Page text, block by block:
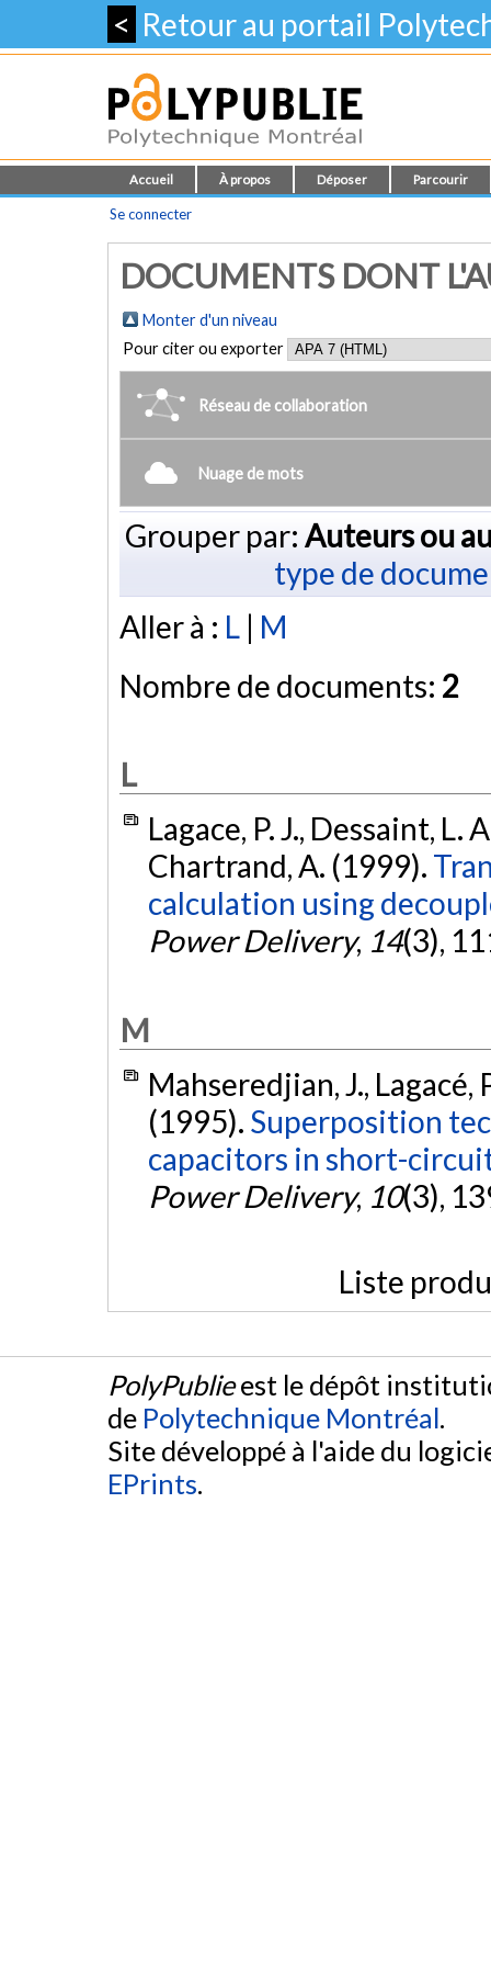
< Retour au portail
Accueil À propos Déposer Parcourir
Se connecter
DOCUMENTS DONT
Monter d'un niveau
Pour citer ou exporter
Réseau de collaboration
Nuage de mots
Grouper par: Auteurs ou
type de
Aller à : L | M
Nombre de documents: 2
L
Lagace, P. J., Dessaint, L.
Chartrand, A. (1999).
calculation using
Power Delivery, 14(3),
M
Mahseredjian, J., Lagacé,
(1995). Superposition
capacitors in short-
Power Delivery, 10(3),
Liste
PolyPublieest le dépôt
de Polytechnique Montréal.
Site développé à l'aide du
EPrints.